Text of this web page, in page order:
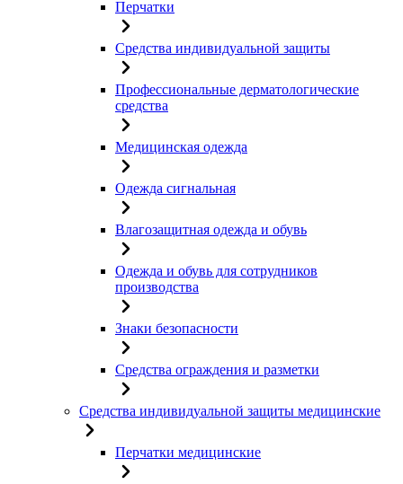
Перчатки
Средства индивидуальной защиты
Профессиональные дерматологические
средства
Медицинская одежда
Одежда сигнальная
Влагозащитная одежда и обувь
Одежда и обувь для сотрудников
производства
Знаки безопасности
Средства ограждения и разметки
Средства индивидуальной защиты медицинские
Перчатки медицинские